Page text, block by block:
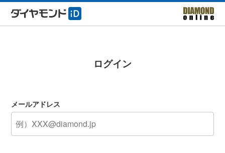
ログイン
メールアドレス